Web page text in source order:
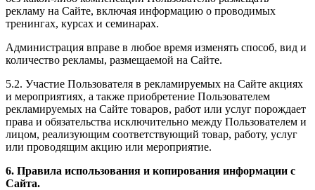
рекламу на Сайте, включая информацию о проводимых
тренингах, курсах и семинарах.
Администрация вправе в любое время изменять способ, вид и
количество рекламы, размещаемой на Сайте.
5.2. Участие Пользователя в рекламируемых на Сайте акциях
и мероприятиях, а также приобретение Пользователем
рекламируемых на Сайте товаров, работ или услуг порождает
права и обязательства исключительно между Пользователем и
лицом, реализующим соответствующий товар, работу, услуг
или проводящим акцию или мероприятие.
6. Правила использования и копирования информации с
Сайта.